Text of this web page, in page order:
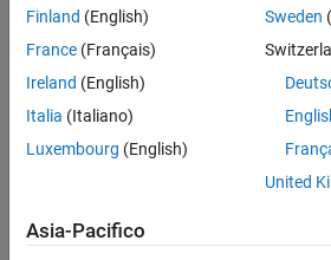
Kev's
Badge
MATLAB
AnswersTutto
Finland (English)
France (Français)
Ireland (English)
Italia (Italiano)
Luxembourg (English)
Sweden
United
Asia-Pacifico